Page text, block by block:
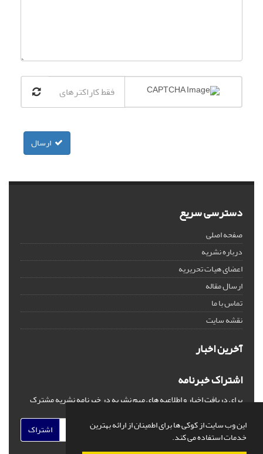
این وب سایت از کوکی ها برای اطمینان از ارائه بهترین
خدمات استفاده می کند.
ارسال
دسترسی سریع
صفحه اصلی
درباره نشریه
اعضای هیات تحریریه
ارسال مقاله
تماس با ما
نقشه سایت
آخرین اخبار
اشتراک خبرنامه
برای دریافت اخبار و اطلاعیه های مهم نشریه در خبرنامه نشریه مشترک
اشتراک